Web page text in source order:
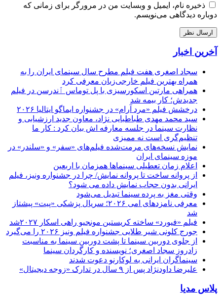
ذخیره نام، ایمیل و وبسایت من در مرورگر برای زمانی که
دوباره دیدگاهی می‌نویسم.
آخرین اخبار
سجاد اصغری هفت فیلم مطرح سال سینمای ایران را به
همراه بهترین فیلم خارجی‌زبان معرفی کرد
همراهی مارتین اسکورسیزی با پل توماس ٱندرسن در فیلم
جدیدش؛ کار بیمه شد
درخشش فیلم «مرد آرام» در جشنواره ایماگو ایتالیا ۲۰۲۶
سید محمد مهدی طباطبایی نژاد، معاون جدید ارزشیابی و
نظارت سینما در جلسه معارفه اش بیان کرد : کار ما
تنظیم‌گری است نه ممیزی
نمایش نسخه‌های مرمت‌شده فیلم‌های «سفر» و «سلندر» در
موزه سینمای ایران
اعلام زمان تعطیلی سینماها همزمان با اربعین
از پروانه ساخت تا پروانه نمایش/ چرا در جشنواره ونیز، فیلم
ایرانی بدون حجاب نمایش داده می شود؟
وقتی مغز به پرده سینما تبدیل می‌شود
معرفی نامزدهای امی ۲۰۲۶؛ سریال پزشکی «پیت» پیشتاز
شد
فیلم «فیورد» ساخته کریستین مونجیو راهی اسکار ۲۰۲۷شد
جورج کلونی شیر طلایی جشنواره فیلم ونیز ۲۰۲۶ را می‌گیرد
از جلوی دوربین سینما تا پشت دوربین سینما به مناسبت
زادروز سجاد اصغری؛ نویسنده و کارگردان سینما
سینماگران ایرانی به لوکارنو دعوت شدند
علیرضا داودنژاد پس از ۹ سال در تدارک «زوجه دیجیتال»
پلاس مدیا